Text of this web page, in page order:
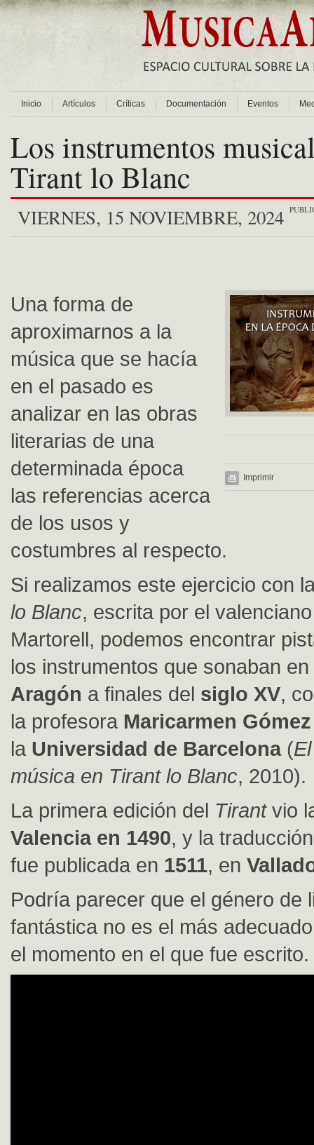
Inicio Artículos Críticas Documentación Eventos
Los instrumentos
Tirant lo Blanc
VIERNES, 15 NOVIEMBRE, 2024
Imprimir
Una forma de
aproximarnos a la
música que se hacía
en el pasado es
analizar en las obras
literarias de una
determinada época
las referencias acerca
de los usos y
costumbres al respecto.
Si realizamos este ejercicio con
lo Blanc, escrita por el
Martorell, podemos encontrar
los instrumentos que sonaban
Aragón a finales del siglo XV,
la profesora Maricarmen
la Universidad de Barcelona(
música en Tirant lo Blanc, 2010).
La primera edición del Tirantvio
Valencia en 1490, y la
fue publicada en 1511, en
Podría parecer que el género de
fantástica no es el más
el momento en el que fue escrito.